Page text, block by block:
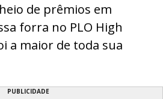
de prêmios em
forra no PLO High
a maior de toda sua
PUBLICIDADE